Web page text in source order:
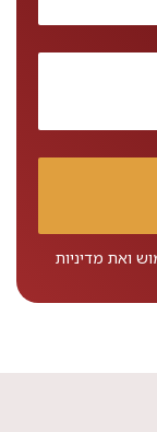
ואת מדיניות